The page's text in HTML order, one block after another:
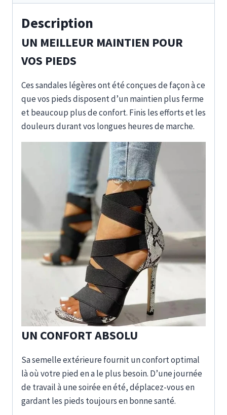
Description
UN MEILLEUR MAINTIEN POUR
VOS PIEDS
Ces sandales légères ont été conçues de façon à ce
que vos pieds disposent d’un maintien plus ferme
et beaucoup plus de confort. Finis les efforts et les
douleurs durant vos longues heures de marche.
UN CONFORT ABSOLU
Sa semelle extérieure fournit un confort optimal
là où votre pied en a le plus besoin. D’une journée
de travail à une soirée en été, déplacez-vous en
gardant les pieds toujours en bonne santé.